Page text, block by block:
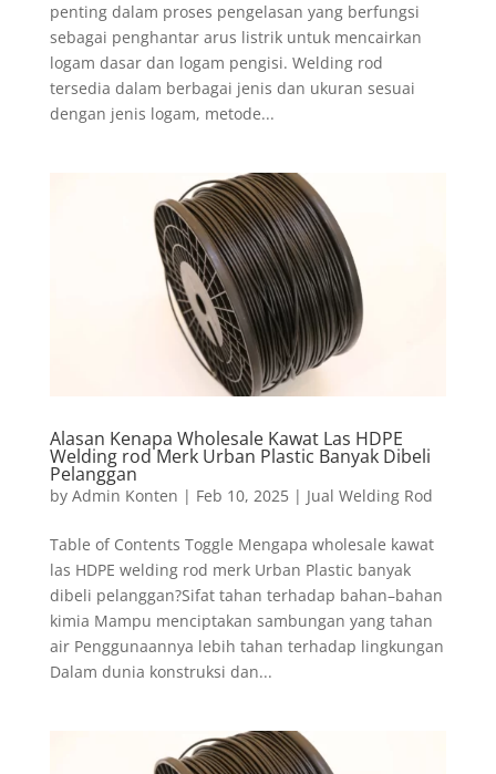
penting dalam proses pengelasan yang berfungsi
sebagai penghantar arus listrik untuk mencairkan
logam dasar dan logam pengisi. Welding rod
tersedia dalam berbagai jenis dan ukuran sesuai
dengan jenis logam, metode...
Alasan Kenapa Wholesale Kawat Las HDPE
Welding rod Merk Urban Plastic Banyak Dibeli
Pelanggan
by Admin Konten | Feb 10, 2025| Jual Welding Rod
Table of Contents Toggle Mengapa wholesale kawat
las HDPE welding rod merk Urban Plastic banyak
dibeli pelanggan?Sifat tahan terhadap bahan–bahan
kimia Mampu menciptakan sambungan yang tahan
air Penggunaannya lebih tahan terhadap lingkungan
Dalam dunia konstruksi dan...